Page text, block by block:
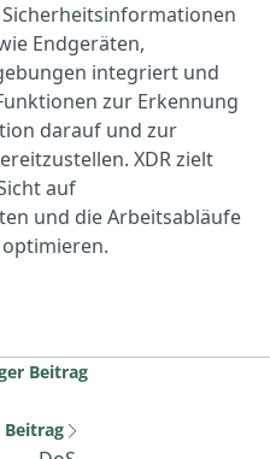
Endgeräten,
integriert und
zur Erkennung
darauf und zur
XDR zielt
auf
und die Arbeitsabläufe
Beitrag
Beitrag